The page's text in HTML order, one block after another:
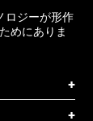
ロジーが形作
めにありま
+
+